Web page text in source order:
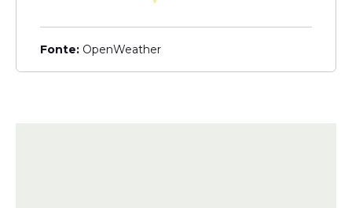
Fonte: OpenWeather